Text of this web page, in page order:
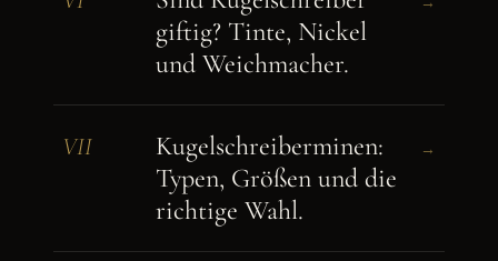
giftig? Tinte, Nickel
und Weichmacher.
VII
Kugelschreiberminen:
Typen, Größen und die
richtige Wahl.
→